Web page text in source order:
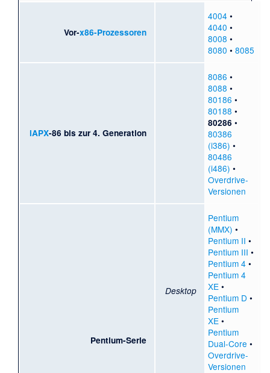
Vor-x86-Prozessoren
4004•
4040 •
8008 •
8080 • 8085
iAPX-86 bis zur 4. Generation
8086 •
8088 •
80186 •
80188 •
80286 •
80386
(i386) •
80486
(i486) •
Overdrive-
Versionen
Pentium-Serie
Desktop
Pentium
(MMX) •
Pentium II •
Pentium III •
Pentium 4•
Pentium 4
XE•
Pentium D •
Pentium
XE•
Pentium
Dual-Core •
Overdrive-
Versionen